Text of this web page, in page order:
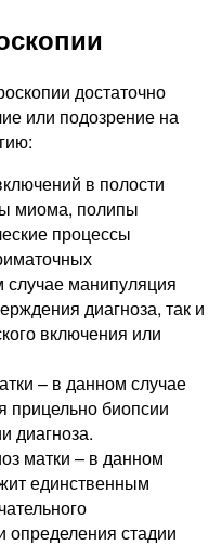
достаточно
или подозрение на
в полости
миома, полипы
процессы
случае манипуляция
диагноза, так и
включения или
– в данном случае
прицельно биопсии
диагноза.
матки – в данном
единственным
определения стадии